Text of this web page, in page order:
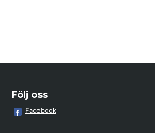
Följ oss
Facebook